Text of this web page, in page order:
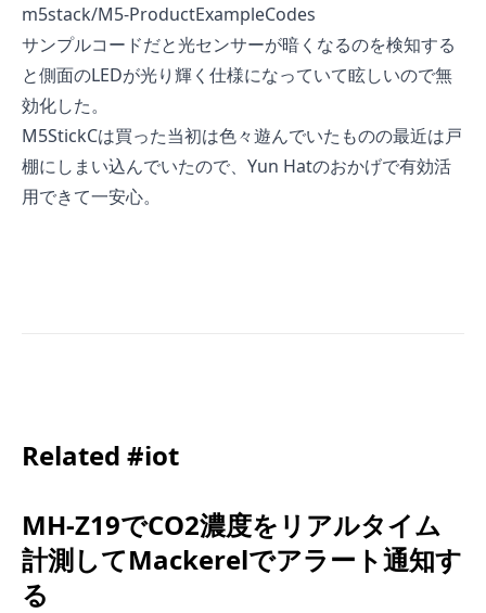
m5stack/M5-ProductExampleCodes
サンプルコードだと光センサーが暗くなるのを検知する
と側面のLEDが光り輝く仕様になっていて眩しいので無
効化した。
M5StickCは買った当初は色々遊んでいたものの最近は戸
棚にしまい込んでいたので、Yun Hatのおかげで有効活
用できて一安心。
Related #iot
MH-Z19でCO2濃度をリアルタイム
計測してMackerelでアラート通知す
る